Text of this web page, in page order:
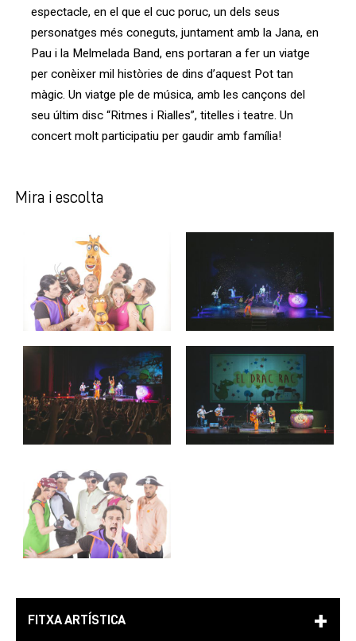
espectacle, en el que el cuc poruc, un dels seus
personatges més coneguts, juntament amb la Jana, en
Pau i la Melmelada Band, ens portaran a fer un viatge
per conèixer mil històries de dins d’aquest Pot tan
màgic. Un viatge ple de música, amb les cançons del
seu últim disc “Ritmes i Rialles”, titelles i teatre. Un
concert molt participatiu per gaudir amb família!
Mira i escolta
FITXA ARTÍSTICA